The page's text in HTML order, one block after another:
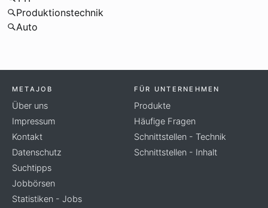
Produktionstechnik
Auto
METAJOB
Über uns
Impressum
Kontakt
Datenschutz
Suchtipps
Jobbörsen
Statistiken - Jobs
FÜR UNTERNEHMEN
Produkte
Häufige Fragen
Schnittstellen - Technik
Schnittstellen - Inhalt